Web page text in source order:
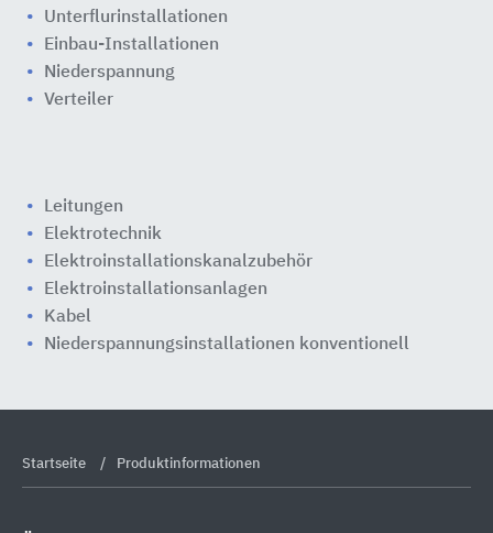
Unterflurinstallationen
Einbau-Installationen
Niederspannung
Verteiler
Leitungen
Elektrotechnik
Elektroinstallationskanalzubehör
Elektroinstallationsanlagen
Kabel
Niederspannungsinstallationen konventionell
Startseite Produktinformationen